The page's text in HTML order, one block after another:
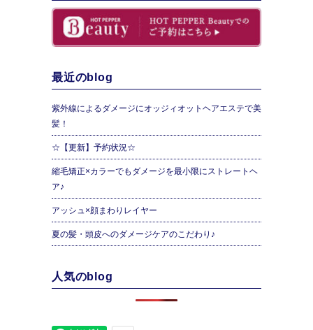
最近のblog
紫外線によるダメージにオッジィオットヘアエステで美
髪！
☆【更新】予約状況☆
縮毛矯正×カラーでもダメージを最小限にストレートヘ
ア♪
アッシュ×顔まわりレイヤー
夏の髪・頭皮へのダメージケアのこだわり♪
人気のblog